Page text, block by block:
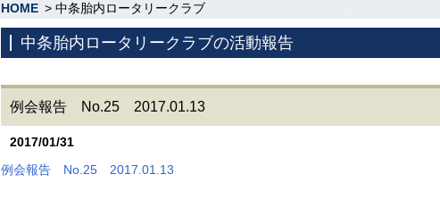
HOME > 中条胎内ロータリークラブ
中条胎内ロータリークラブの活動報告
例会報告 No.25 2017.01.13
2017/01/31
例会報告 No.25 2017.01.13